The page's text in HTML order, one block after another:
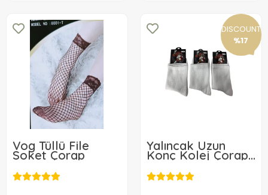
Vog Tüllü File
Soket Çorap
6,00 USD
Add to cart
DISCOUNT
%17
Yalıncak Uzun
Konç Kolej Çorap
Beyaz Desensiz 12
Adet
11,60 USD